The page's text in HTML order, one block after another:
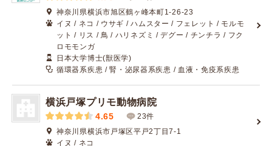
神奈川県横浜市旭区鶴ヶ峰本町1-26-23
イヌ / ネコ / ウサギ / ハムスター / フェレット / モルモ
ット / リス / 鳥 / ハリネズミ / デグー / チンチラ / フク
ロモモンガ
日本大学博士(獣医学)
循環器系疾患 / 腎・泌尿器系疾患 / 血液・免疫系疾患
横浜戸塚プリモ動物病院
4.65
23件
神奈川県横浜市戸塚区平戸2丁目7-1
イヌ / ネコ